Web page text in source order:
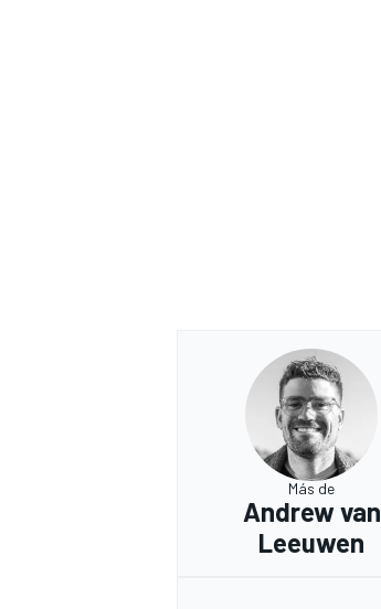
Más de
Andrew van
Leeuwen